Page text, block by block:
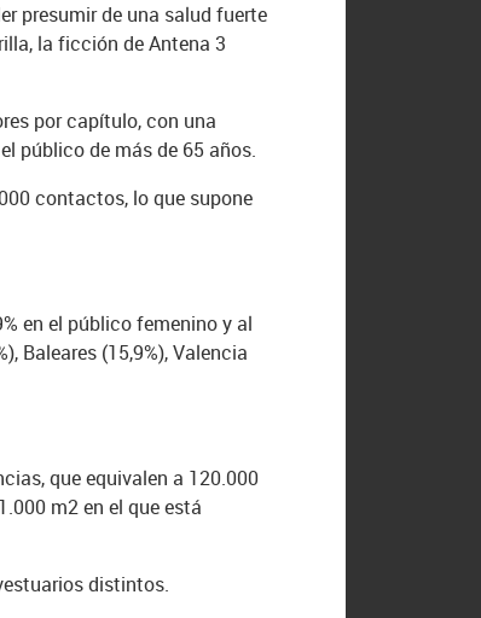
presumir de una salud fuerte
la ficción de Antena 3
por capítulo, con una
público de más de 65 años.
contactos, lo que supone
en el público femenino y al
Baleares (15,9%), Valencia
que equivalen a 120.000
m2 en el que está
distintos.